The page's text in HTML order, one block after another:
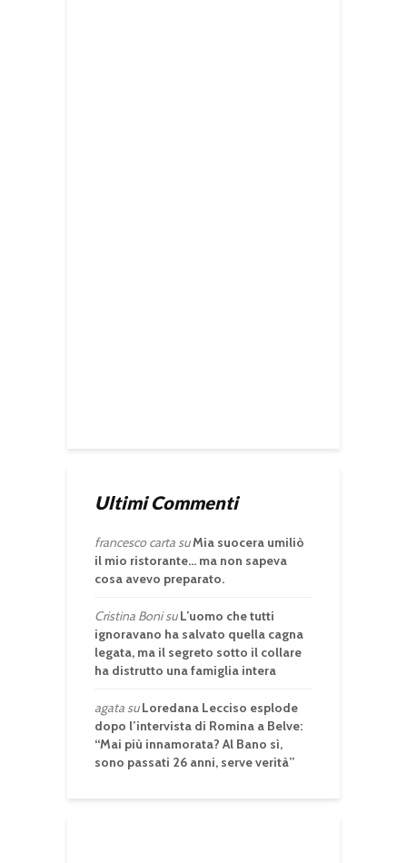
Ultimi Commenti
francesco cartasuMia suocera umiliò
il mio ristorante… ma non sapeva
cosa avevo preparato.
Cristina BonisuL’uomo che tutti
ignoravano ha salvato quella cagna
legata, ma il segreto sotto il collare
ha distrutto una famiglia intera
agatasuLoredana Lecciso esplode
dopo l’intervista di Romina a Belve:
“Mai più innamorata? Al Bano sì,
sono passati 26 anni, serve verità”